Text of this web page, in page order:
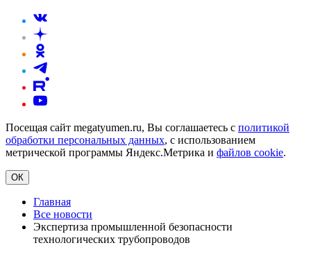
Посещая сайт megatyumen.ru, Вы соглашаетесь с политикой
обработки персональных данных, с использованием
метрической программы Яндекс.Метрика и файлов cookie.
ОК
Главная
Все новости
Экспертиза промышленной безопасности
технологических трубопроводов